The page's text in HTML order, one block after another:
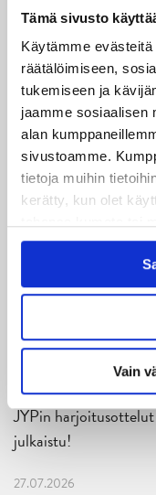
Tämä sivusto
Käytämme
räätälöimiseen,
tukemiseen ja
jaamme sosiaalisen
alan
sivustoamme.
tietoja muihin
kerätty, kun olet
käytöstäEvästeet-
Vain
Uusimmat
Turnausraportti:
Tampere Cupin
06.08.2026
JYPin kausi käyntiin
05.08.2026
JYPin kapteenisto
04.08.2026
Joukkueen
mittari luvassa jo
29.07.2026
JYPin
julkaistu!
27.07.2026